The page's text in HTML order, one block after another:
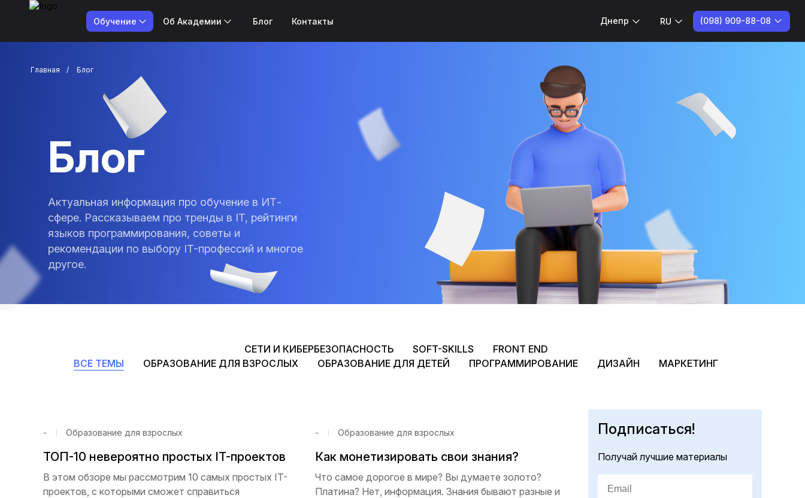
Обучение Об Академии Блог Контакты Днепр RU (098) 909-88-08
Главная Блог
Блог
Актуальная информация про обучение в ИТ-
сфере. Рассказываем про тренды в IT, рейтинги
языков программирования, советы и
рекомендации по выбору IT-профессий и многое
другое.
ВСЕ ТЕМЫ ОБРАЗОВАНИЕ ДЛЯ ВЗРОСЛЫХ ОБРАЗОВАНИЕ ДЛЯ ДЕТЕЙ ПРОГРАММИРОВАНИЕ ДИЗАЙН МАРКЕТИНГ
CЕТИ И КИБЕРБЕЗОПАСНОСТЬ SOFT-SKILLS FRONT END
- Образование для взрослых
ТОП-10 невероятно простых IT-проектов
В этом обзоре мы рассмотрим 10 самых простых IT-
проектов, с которыми сможет справиться
- Образование для взрослых
Как монетизировать свои знания?
Что самое дорогое в мире? Вы думаете золото?
Платина? Нет, информация. Знания бывают разные и
Подписаться!
Получай лучшие материалы